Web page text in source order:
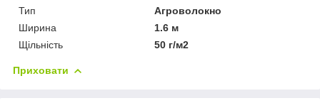
Тип
Агроволокно
Ширина
1.6 м
Щільність
50 г/м2
Приховати